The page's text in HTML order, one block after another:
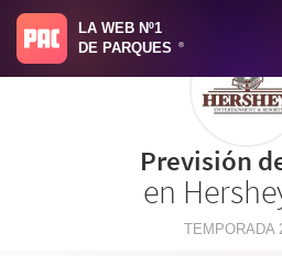
LA WEB Nº1
DE PARQUES
®
Previsión
en
TEMPORADA